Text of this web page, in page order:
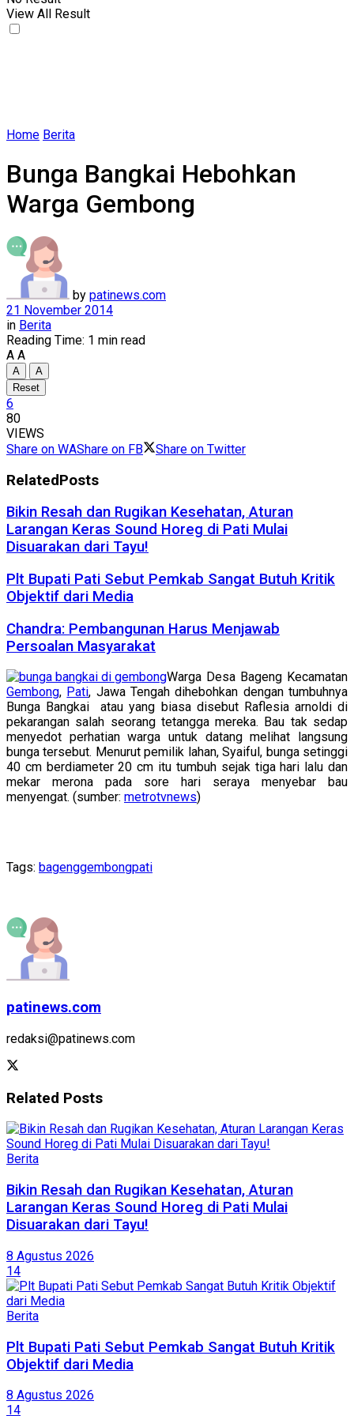
View All Result
Home Berita
Bunga Bangkai Hebohkan
Warga Gembong
by patinews.com
21 November 2014
in Berita
Reading Time: 1 min read
A A
A
A
Reset
6
80
VIEWS
Share on WAShare on FB Share on Twitter
RelatedPosts
Bikin Resah dan Rugikan Kesehatan, Aturan
Larangan Keras Sound Horeg di Pati Mulai
Disuarakan dari Tayu!
Plt Bupati Pati Sebut Pemkab Sangat Butuh Kritik
Objektif dari Media
Chandra: Pembangunan Harus Menjawab
Persoalan Masyarakat
Warga Desa Bageng Kecamatan
Gembong, Pati, Jawa Tengah dihebohkan dengan tumbuhnya
Bunga Bangkai atau yang biasa disebut Raflesia arnoldi di
pekarangan salah seorang tetangga mereka. Bau tak sedap
menyedot perhatian warga untuk datang melihat langsung
bunga tersebut. Menurut pemilik lahan, Syaiful, bunga setinggi
40 cm berdiameter 20 cm itu tumbuh sejak tiga hari lalu dan
mekar merona pada sore hari seraya menyebar bau
menyengat. (sumber: metrotvnews)
Tags: bagenggembongpati
patinews.com
redaksi@patinews.com
Related Posts
Berita
Bikin Resah dan Rugikan Kesehatan, Aturan
Larangan Keras Sound Horeg di Pati Mulai
Disuarakan dari Tayu!
8 Agustus 2026
14
Berita
Plt Bupati Pati Sebut Pemkab Sangat Butuh Kritik
Objektif dari Media
8 Agustus 2026
14